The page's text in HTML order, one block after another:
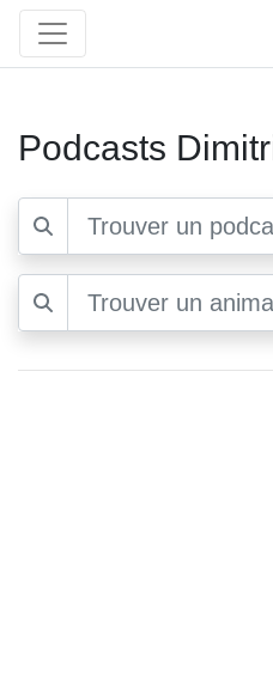
Podcasts